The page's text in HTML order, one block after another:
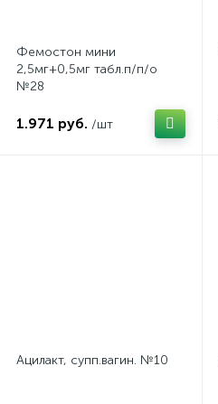
Фемостон мини
2,5мг+0,5мг табл.п/п/о
№28
1.971 руб. /шт
Ацилакт, супп.вагин. №10